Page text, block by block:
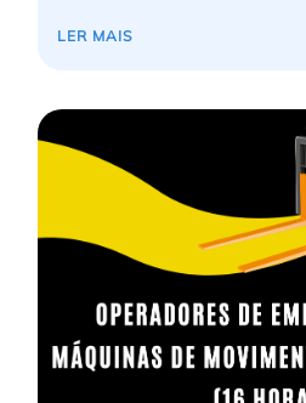
LER MAIS